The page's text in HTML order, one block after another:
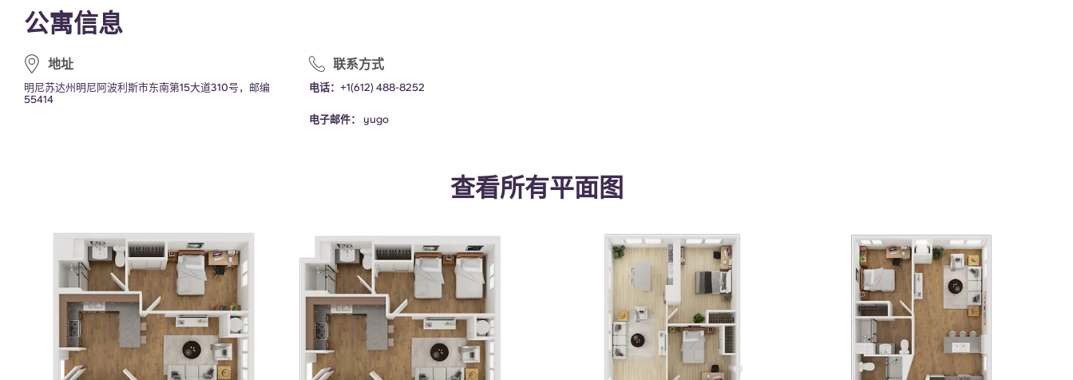
公寓信息
地址
明尼苏达州明尼阿波利斯市东南第15大道310号，邮编
55414
联系方式
电话：+1(612) 488-8252
电子邮件： yugo
查看所有平面图